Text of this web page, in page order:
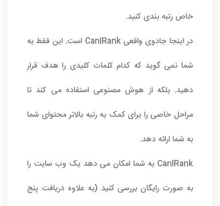
خاص رتبه بندی کنید.
در اینجا جادوی واقعی CanIRank است. این فقط به
شما نمی گوید که کدام کلمات کلیدی را هدف قرار
دهید. بلکه از هوش مصنوعی استفاده می کند تا
مراحل خاصی را برای کمک به رتبه بالاتر محتوای شما
به شما ارائه دهد.
CanIRank به شما امکان می دهد یک وب سایت را
به صورت رایگان بررسی کنید (به علاوه دریافت پنج